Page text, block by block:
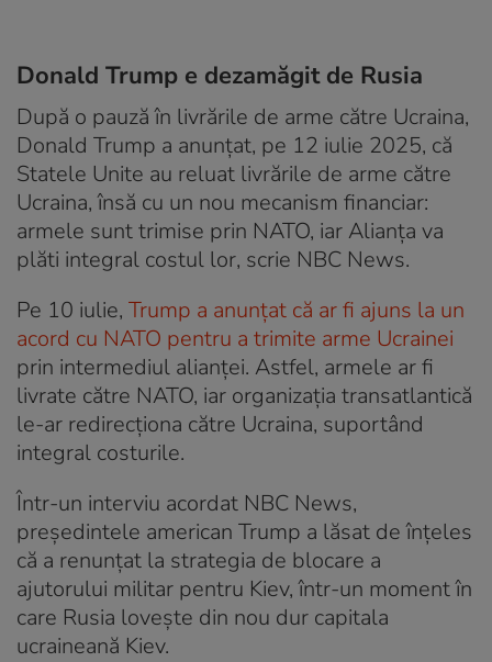
Donald Trump e dezamăgit de Rusia
După o pauză în livrările de arme către Ucraina,
Donald Trump a anunțat, pe 12 iulie 2025, că
Statele Unite au reluat livrările de arme către
Ucraina, însă cu un nou mecanism financiar:
armele sunt trimise prin NATO, iar Alianța va
plăti integral costul lor, scrie NBC News.
Pe 10 iulie, Trump a anunțat că ar fi ajuns la un
acord cu NATO pentru a trimite arme Ucrainei
prin intermediul alianței. Astfel, armele ar fi
livrate către NATO, iar organizația transatlantică
le-ar redirecționa către Ucraina, suportând
integral costurile.
Într-un interviu acordat NBC News,
președintele american Trump a lăsat de înțeles
că a renunțat la strategia de blocare a
ajutorului militar pentru Kiev, într-un moment în
care Rusia lovește din nou dur capitala
ucraineană Kiev.